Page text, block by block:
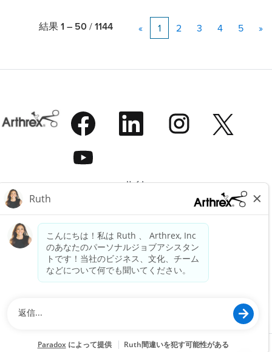
結果1 – 50/1144 « 1 2 3 4 5 »
新
し
い
ブ
で
き
新
し
い
き
新
し
い
き
新
し
い
き
ま
す
。
し
い
ブ
き
ま
す
。
サイト
法律上の
利用規約
プライバシーポリシー
法的および倫理に関する通知
探検する
Arthrex.com
© 2024 Arthrex, Inc. All rights reserved.